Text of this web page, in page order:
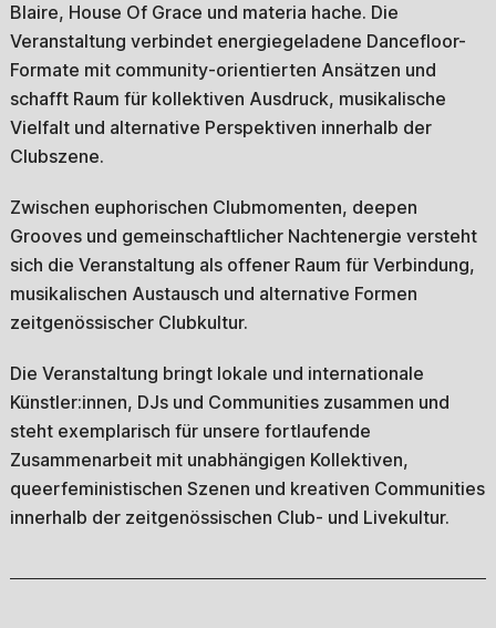
Blaire, House Of Grace und materia hache. Die
Veranstaltung verbindet energiegeladene Dancefloor-
Formate mit community-orientierten Ansätzen und
schafft Raum für kollektiven Ausdruck, musikalische
Vielfalt und alternative Perspektiven innerhalb der
Clubszene.
Zwischen euphorischen Clubmomenten, deepen
Grooves und gemeinschaftlicher Nachtenergie versteht
sich die Veranstaltung als offener Raum für Verbindung,
musikalischen Austausch und alternative Formen
zeitgenössischer Clubkultur.
Die Veranstaltung bringt lokale und internationale
Künstler:innen, DJs und Communities zusammen und
steht exemplarisch für unsere fortlaufende
Zusammenarbeit mit unabhängigen Kollektiven,
queerfeministischen Szenen und kreativen Communities
innerhalb der zeitgenössischen Club- und Livekultur.